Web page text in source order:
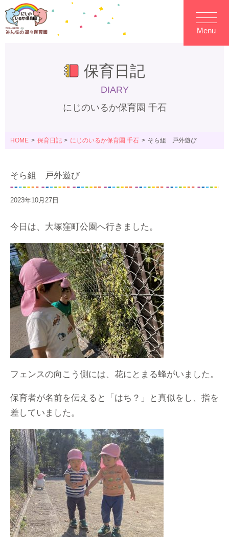
Menu
保育日記
DIARY
にじのいるか保育園 千石
HOME 保育日記 にじのいるか保育園 千石 そら組 戸外遊び
そら組 戸外遊び
2023年10月27日
今日は、大塚窪町公園へ行きました。
フェンスの向こう側には、花にとまる蜂がいました。
保育者が名前を伝えると「はち？」と真似をし、指を
差していました。